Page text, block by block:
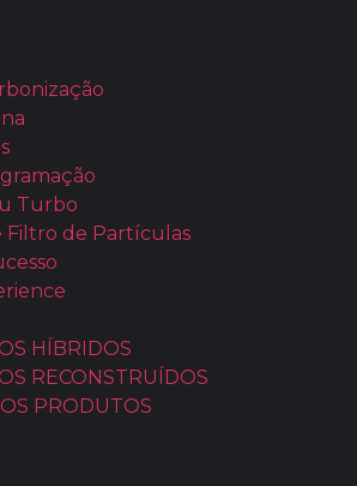
Turbo
Filtro de Partículas
HÍBRIDOS
RECONSTRUÍDOS
PRODUTOS